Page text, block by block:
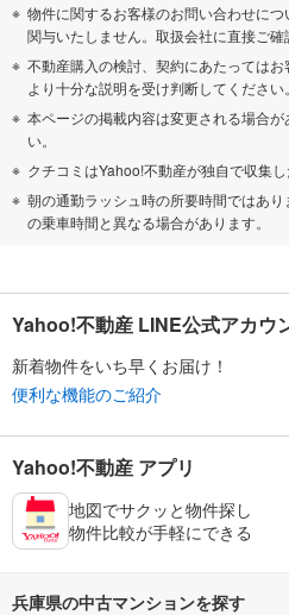
物件に関するお客様のお問い合わせに
関与いたしません。取扱会社に直接ご確
不動産購入の検討、契約にあたっては
より十分な説明を受け判断してください。
本ページの掲載内容は変更される場合
い。
クチコミはYahoo!不動産が独自で収集し
朝の通勤ラッシュ時の所要時間ではあ
の乗車時間と異なる場合があります。
Yahoo!不動産 LINE公式アカウ
新着物件をいち早くお届け！
便利な機能のご紹介
Yahoo!不動産 アプリ
地図でサクッと物件探し
物件比較が手軽にできる
兵庫県の中古マンションを探す